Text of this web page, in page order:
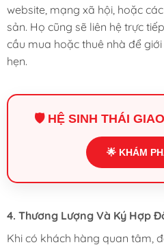
website, mạng xã hội, hoặc
sản. Họ cũng sẽ liên hệ trực
cầu mua hoặc thuê nhà để
hẹn.
🛡️ HỆ SINH THÁI
🌟 KHÁM
4. Thương Lượng Và Ký Hợp
Khi có khách hàng quan tâm,